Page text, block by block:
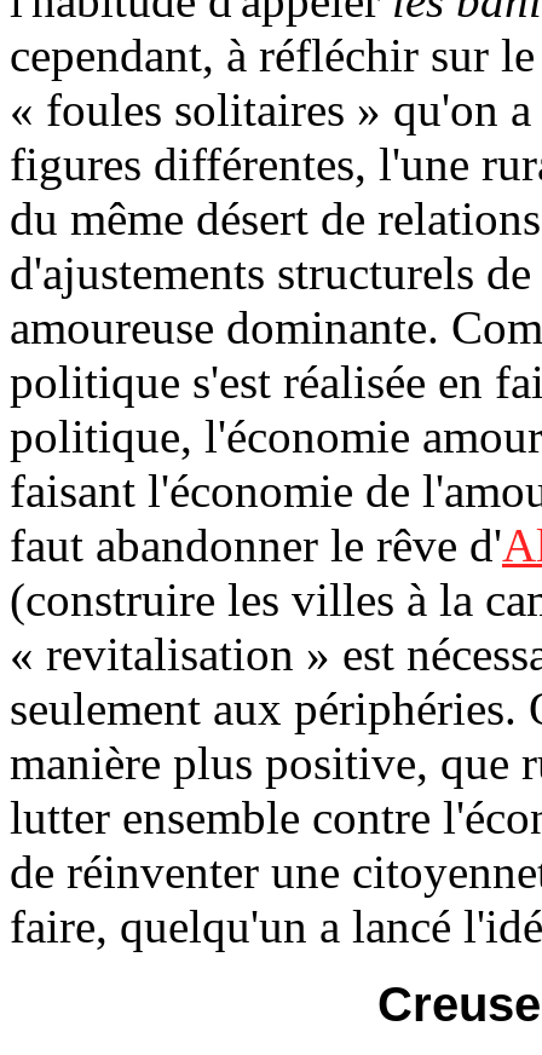
cependant, à réfléchir sur
« foules solitaires » qu'on
figures différentes, l'une
du même désert de
d'ajustements structurels
amoureuse dominante.
politique s'est réalisée en
politique, l'économie
faisant l'économie de
faut abandonner le rêve d'
(construire les villes à la
« revitalisation » est
seulement aux périphéries.
manière plus positive, que
lutter ensemble contre
de réinventer une
faire, quelqu'un a lancé